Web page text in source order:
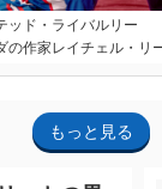
ッド・ライバルリー
の作家レイチェル・リ
もっと見る